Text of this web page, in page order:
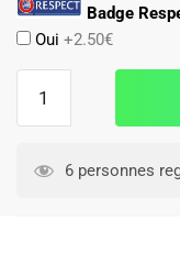
Badge
Oui +2.50€
Liverpool6 personnes